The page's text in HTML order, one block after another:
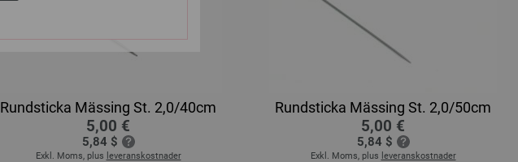
Rundsticka Mässing St. 2,0/40cm
5,00 €
5,84 $
Exkl. Moms, plus leveranskostnader
Rundsticka Mässing St. 2,0/50cm
5,00 €
5,84 $
Exkl. Moms, plus leveranskostnader